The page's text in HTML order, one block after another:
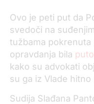
Ovo je peti put da
svedoči na
tužbama pokrenuta
opravdanja bila
kako su advokati
su ga iz Vlade
Sudija Slađana